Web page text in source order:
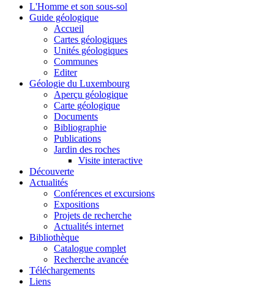
L'Homme et son sous-sol
Guide géologique
Accueil
Cartes géologiques
Unités géologiques
Communes
Editer
Géologie du Luxembourg
Aperçu géologique
Carte géologique
Documents
Bibliographie
Publications
Jardin des roches
Visite interactive
Découverte
Actualités
Conférences et excursions
Expositions
Projets de recherche
Actualités internet
Bibliothèque
Catalogue complet
Recherche avancée
Téléchargements
Liens